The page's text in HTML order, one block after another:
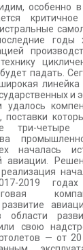
особенно
годы
падать.
и
поставки
три-четыре
началась
авиации.
2019 годах
свою
— от